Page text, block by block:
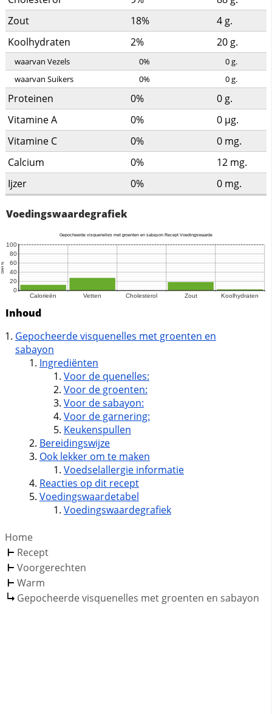
Zout
18% 4 g.
Koolhydraten
2% 20 g.
waarvan Vezels 0% 0g.
waarvan Suikers
0% 0g.
Proteinen 0% 0 g.
Vitamine A
0% 0 µg.
Vitamine C
0% 0 mg.
Calcium
0% 12 mg.
Ijzer
0% 0 mg.
Voedingswaardegrafiek
Inhoud
Gepocheerde visquenelles met groenten en
sabayon
Ingrediënten
Voor de quenelles:
Voor de groenten:
Voor de sabayon:
Voor de garnering:
Keukenspullen
Bereidingswijze
Ook lekker om te maken
Voedselallergie informatie
Reacties op dit recept
Voedingswaardetabel
Voedingswaardegrafiek
Home
Recept
Voorgerechten
Warm
Gepocheerde visquenelles met groenten en sabayon